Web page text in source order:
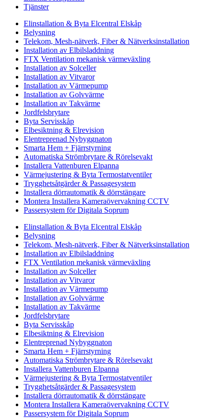
Tjänster
Elinstallation & Byta Elcentral Elskåp
Belysning
Telekom, Mesh-nätverk, Fiber & Nätverksinstallation
Installation av Elbilsladdning
FTX Ventilation mekanisk värmeväxling
Installation av Solceller
Installation av Vitvaror
Installation av Värmepump
Installation av Golvvärme
Installation av Takvärme
Jordfelsbrytare
Byta Servisskåp
Elbesiktning & Elrevision
Elentreprenad Nybyggnaton
Smarta Hem + Fjärrstyrning
Automatiska Strömbrytare & Rörelsevakt
Installera Vattenburen Elpanna
Värmejustering & Byta Termostatventiler
Trygghetsåtgärder & Passagesystem
Installera dörrautomatik & dörrstängare
Montera Installera Kameraövervakning CCTV
Passersystem för Digitala Soprum
Elinstallation & Byta Elcentral Elskåp
Belysning
Telekom, Mesh-nätverk, Fiber & Nätverksinstallation
Installation av Elbilsladdning
FTX Ventilation mekanisk värmeväxling
Installation av Solceller
Installation av Vitvaror
Installation av Värmepump
Installation av Golvvärme
Installation av Takvärme
Jordfelsbrytare
Byta Servisskåp
Elbesiktning & Elrevision
Elentreprenad Nybyggnaton
Smarta Hem + Fjärrstyrning
Automatiska Strömbrytare & Rörelsevakt
Installera Vattenburen Elpanna
Värmejustering & Byta Termostatventiler
Trygghetsåtgärder & Passagesystem
Installera dörrautomatik & dörrstängare
Montera Installera Kameraövervakning CCTV
Passersystem för Digitala Soprum